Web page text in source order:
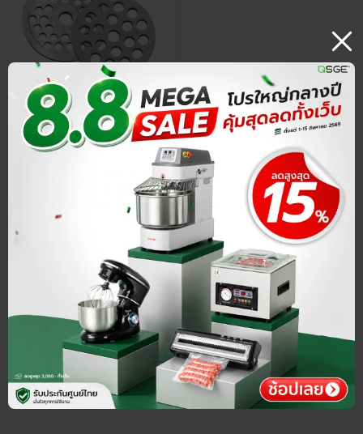
ประกันศูนย์ไทย
รังผึ้งเครื่องบดหมู เบอร์ 5, 8, 12,
22 Food Grade บดได้หลาก
หลายวัตถุดิบ สำหรับ MG60,
MG100, MG150, MG220
฿